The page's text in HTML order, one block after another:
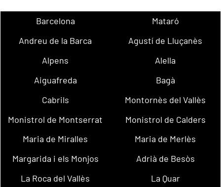
Barcelona
Mataró
Andreu de la Barca
Agustí de Lluçanès
Alpens
Alella
Aiguafreda
Bagà
Cabrils
Montornès del Vallès
Monistrol de Montserrat
Monistrol de Calders
Maria de Miralles
Maria de Merlès
Margarida i els Monjos
Adrià de Besòs
La Roca del Vallès
La Quar